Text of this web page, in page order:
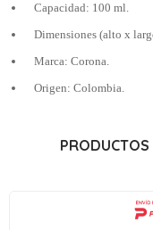
Capacidad: 100 ml.
Dimensiones (alto x
Marca: Corona.
Origen: Colombia.
PRODUCTOS